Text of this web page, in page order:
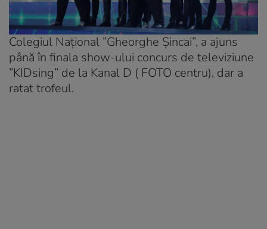
Colegiul Național ”Gheorghe Șincai”, a ajuns
până în finala show-ului concurs de televiziune
”KIDsing” de la Kanal D ( FOTO centru), dar a
ratat trofeul.